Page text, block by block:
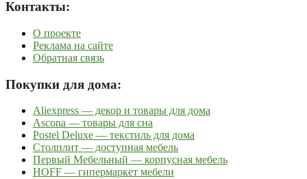
Контакты:
О проекте
Реклама на сайте
Обратная связь
Покупки для дома:
Aliexpress — декор и товары для дома
Ascona — товары для сна
Postel Deluxe — текстиль для дома
Столплит — доступная мебель
Первый Мебельный — корпусная мебель
HOFF — гипермаркет мебели